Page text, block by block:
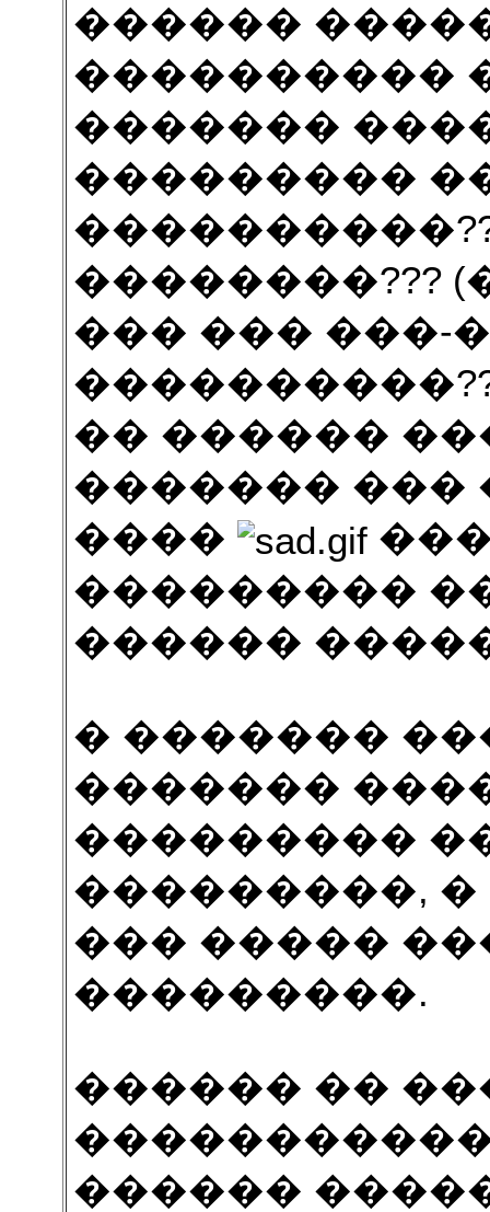
������
����������
�������
���������
��������???
��� ��� ���-
�� ������
������� ���
����
���������
������
� �������
�������
���������
���������,
��� �����
���������.
������ ��
������